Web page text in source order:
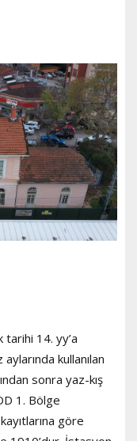
tarihi 14. yy’a
kullanılan
sonra yaz-kış
1. Bölge
göre